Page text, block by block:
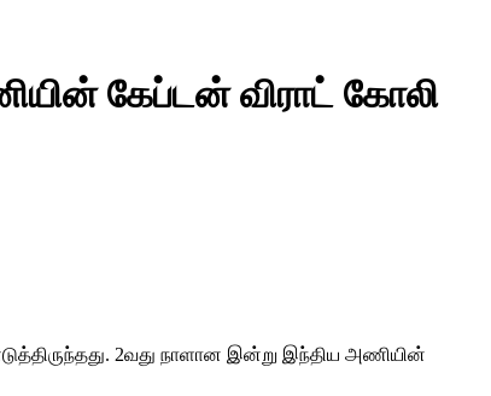
கேப்டன் விராட் கோலி
2வது நாளான இன்று இந்திய அணியின்